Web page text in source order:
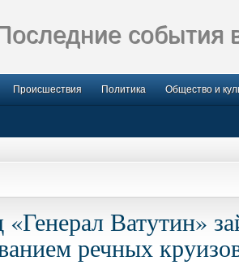
события
Происшествия Политика Общество и
«Генерал Ватутин»
речных